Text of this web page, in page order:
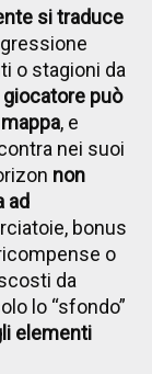
si traduce
o stagioni da
giocatore può
, e
nei suoi
non
ad
bonus
o
da
lo “sfondo”
elementi